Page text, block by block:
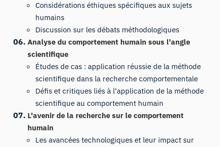
Considérations éthiques spécifiques aux sujets
humains
Discussion sur les débats méthodologiques
Analyse du comportement humain sous l'angle
scientifique
Études de cas : application réussie de la méthode
scientifique dans la recherche comportementale
Défis et critiques liés à l'application de la méthode
scientifique au comportement humain
L'avenir de la recherche sur le comportement
humain
Les avancées technologiques et leur impact sur